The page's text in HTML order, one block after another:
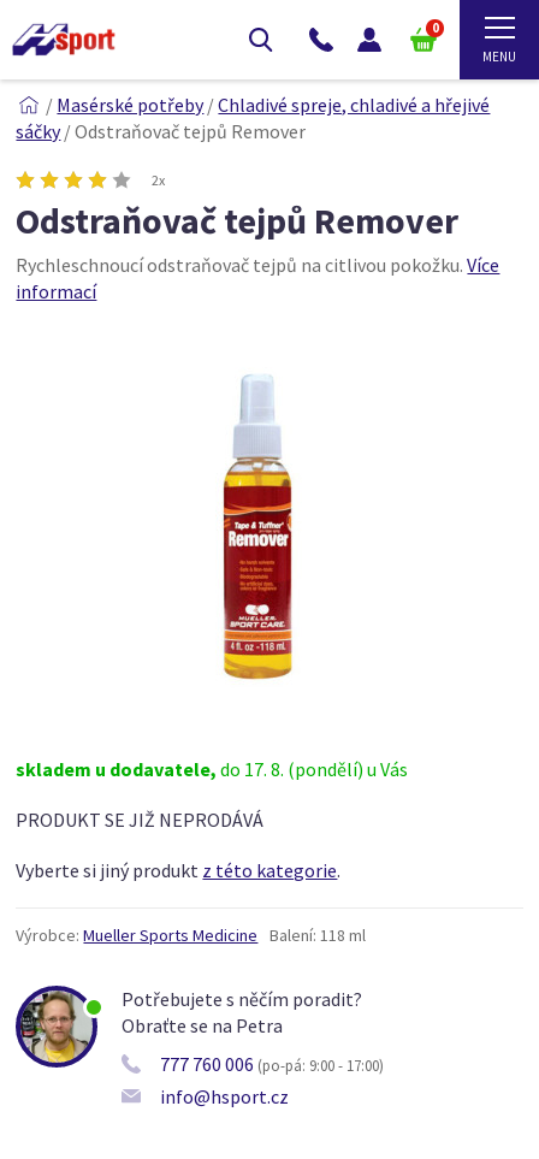
0
/ Masérské potřeby/Chladivé spreje, chladivé a hřejivé
sáčky/Odstraňovač tejpů Remover
2x
Odstraňovač tejpů Remover
Rychleschnoucí odstraňovač tejpů na citlivou pokožku.Více
informací
skladem u dodavatele,do 17. 8. (pondělí) u Vás
PRODUKT SE JIŽ NEPRODÁVÁ
Vyberte si jiný produkt z této kategorie.
Výrobce: Mueller Sports Medicine Balení: 118 ml
Potřebujete s něčím poradit?
Obraťte se na Petra
777 760 006 (po-pá: 9:00 - 17:00)
info@hsport.cz